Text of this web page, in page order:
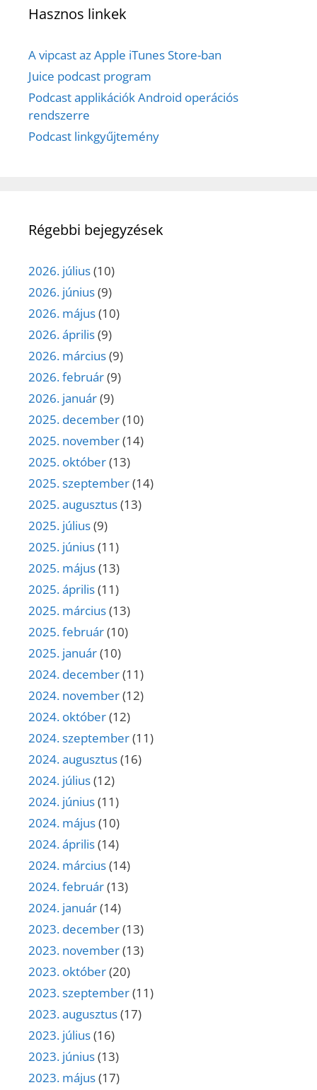
Hasznos linkek
A vipcast az Apple iTunes Store-ban
Juice podcast program
Podcast applikációk Android operációs
rendszerre
Podcast linkgyűjtemény
Régebbi bejegyzések
2026. július(10)
2026. június(9)
2026. május(10)
2026. április(9)
2026. március(9)
2026. február(9)
2026. január(9)
2025. december(10)
2025. november(14)
2025. október(13)
2025. szeptember(14)
2025. augusztus(13)
2025. július(9)
2025. június(11)
2025. május(13)
2025. április(11)
2025. március(13)
2025. február(10)
2025. január(10)
2024. december(11)
2024. november(12)
2024. október(12)
2024. szeptember(11)
2024. augusztus(16)
2024. július(12)
2024. június(11)
2024. május(10)
2024. április(14)
2024. március(14)
2024. február(13)
2024. január(14)
2023. december(13)
2023. november(13)
2023. október(20)
2023. szeptember(11)
2023. augusztus(17)
2023. július(16)
2023. június(13)
2023. május(17)